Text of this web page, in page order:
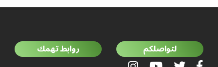
لتواصلكم روابط تهمك